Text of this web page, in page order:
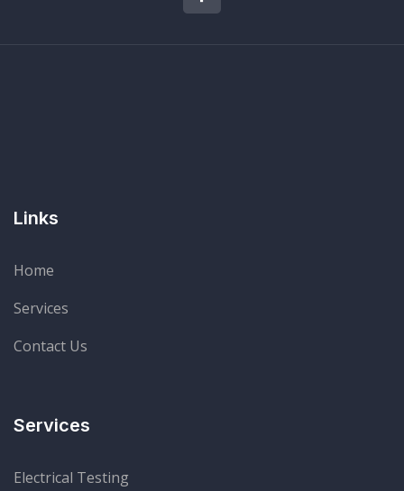
Links
Home
Services
Contact Us
Services
Electrical Testing